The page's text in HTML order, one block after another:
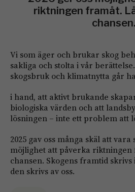
riktningen framåt.
chansen.
Vi som äger och brukar skog
sakliga och stolta i vår
skogsbruk och klimatnytta går
i hand, att aktivt brukande
biologiska värden och att
lösningen – inte ett problem att
2025 gav oss många skäl att vara
möjlighet att påverka riktningen
chansen. Skogens framtid
den skrivs av oss.